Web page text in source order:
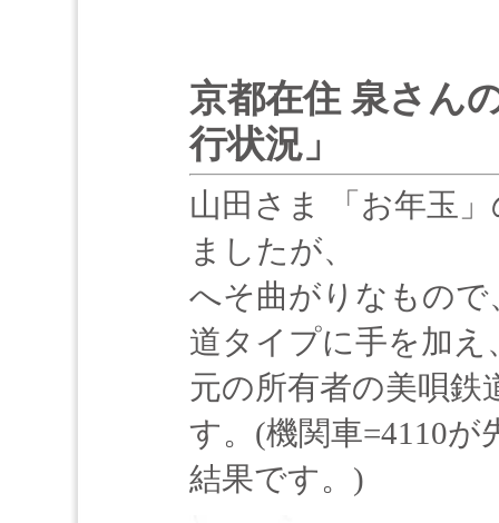
京都在住 泉さん
行状況」
山田さま 「お年玉
ましたが、
へそ曲がりなもの
道タイプに手を加え
元の所有者の美唄
す。(機関車=4110
結果です。)